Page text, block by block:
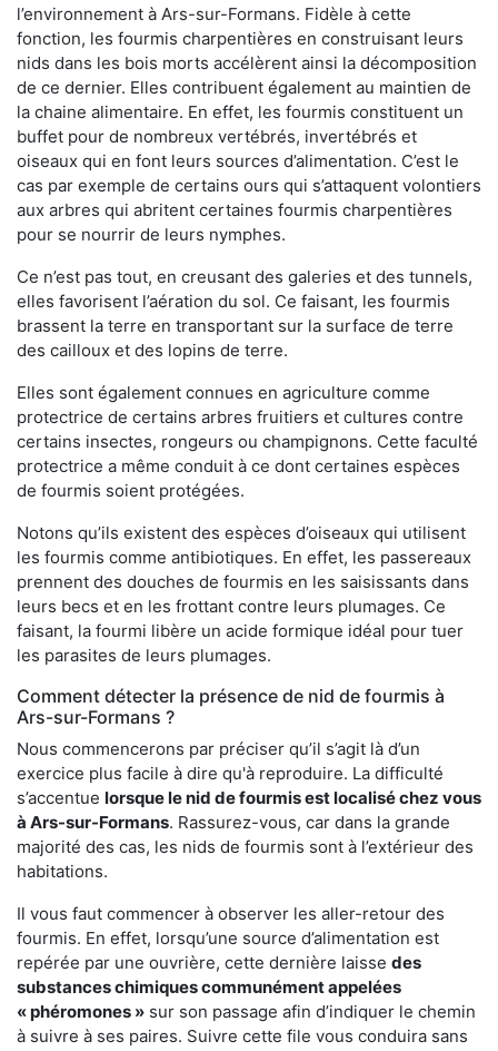
l’environnement à Ars-sur-Formans. Fidèle à cette
fonction, les fourmis charpentières en construisant leurs
nids dans les bois morts accélèrent ainsi la décomposition
de ce dernier. Elles contribuent également au maintien de
la chaine alimentaire. En effet, les fourmis constituent un
buffet pour de nombreux vertébrés, invertébrés et
oiseaux qui en font leurs sources d’alimentation. C’est le
cas par exemple de certains ours qui s’attaquent volontiers
aux arbres qui abritent certaines fourmis charpentières
pour se nourrir de leurs nymphes.
Ce n’est pas tout, en creusant des galeries et des tunnels,
elles favorisent l’aération du sol. Ce faisant, les fourmis
brassent la terre en transportant sur la surface de terre
des cailloux et des lopins de terre.
Elles sont également connues en agriculture comme
protectrice de certains arbres fruitiers et cultures contre
certains insectes, rongeurs ou champignons. Cette faculté
protectrice a même conduit à ce dont certaines espèces
de fourmis soient protégées.
Notons qu’ils existent des espèces d’oiseaux qui utilisent
les fourmis comme antibiotiques. En effet, les passereaux
prennent des douches de fourmis en les saisissants dans
leurs becs et en les frottant contre leurs plumages. Ce
faisant, la fourmi libère un acide formique idéal pour tuer
les parasites de leurs plumages.
Comment détecter la présence de nid de fourmis à
Ars-sur-Formans ?
Nous commencerons par préciser qu’il s’agit là d’un
exercice plus facile à dire qu'à reproduire. La difficulté
s’accentue lorsque le nid de fourmis est localisé chez vous
à Ars-sur-Formans. Rassurez-vous, car dans la grande
majorité des cas, les nids de fourmis sont à l’extérieur des
habitations.
Il vous faut commencer à observer les aller-retour des
fourmis. En effet, lorsqu’une source d’alimentation est
repérée par une ouvrière, cette dernière laisse des
substances chimiques communément appelées
« phéromones » sur son passage afin d’indiquer le chemin
à suivre à ses paires. Suivre cette file vous conduira sans